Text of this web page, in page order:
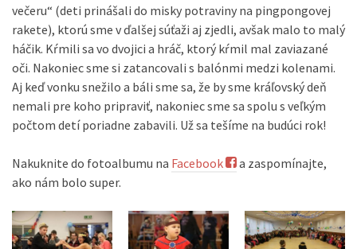
večeru“ (deti prinášali do misky potraviny na pingpongovej
rakete), ktorú sme v ďalšej súťaži aj zjedli, avšak malo to malý
háčik. Kŕmili sa vo dvojici a hráč, ktorý kŕmil mal zaviazané
oči. Nakoniec sme si zatancovali s balónmi medzi kolenami.
Aj keď vonku snežilo a báli sme sa, že by sme kráľovský deň
nemali pre koho pripraviť, nakoniec sme sa spolu s veľkým
počtom detí poriadne zabavili. Už sa tešíme na budúci rok!
Nakuknite do fotoalbumu na Facebook
a zaspomínajte,
ako nám bolo super.